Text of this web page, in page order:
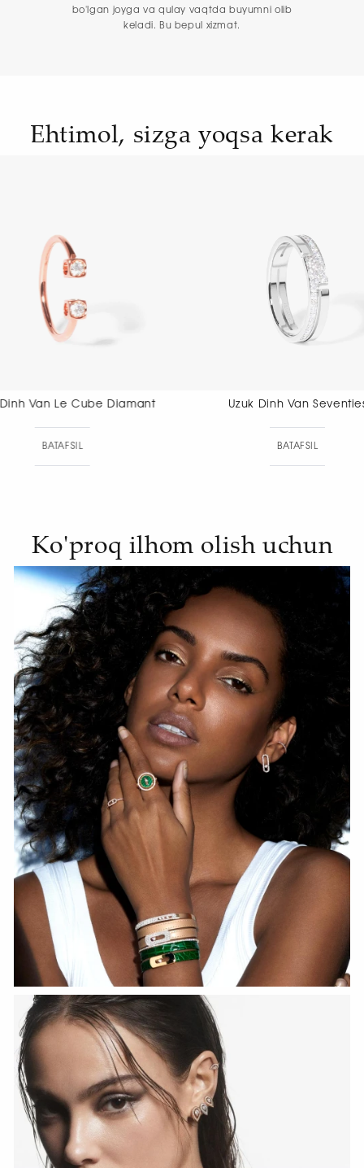
bo'lgan joyga va qulay vaqtda buyumni olib
keladi. Bu bepul xizmat.
Ehtimol, sizga yoqsa kerak
Uzuk Dinh Van Seventies Uzuk Dinh
Ko'proq ilhom olish uchun
HOZIR KO‘RISH